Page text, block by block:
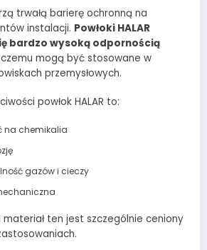
trwałą barierę ochronną na
instalacji. Powłoki HALAR
bardzo wysoką odpornością
czemu mogą być stosowane w
przemysłowych.
powłok HALAR to:
na chemikalia
gazów i cieczy
ten jest szczególnie ceniony